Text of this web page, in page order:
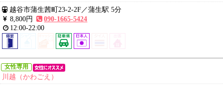
越谷市蒲生茜町23-2-2F／蒲生駅 5分
8,800円
090-1665-5424
12:00-22:00
女性専用
川越（かわごえ）